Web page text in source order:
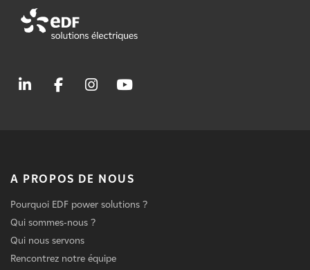
A PROPOS DE NOUS
Pourquoi EDF power solutions ?
Qui sommes-nous ?
Qui nous servons
Rencontrez notre équipe